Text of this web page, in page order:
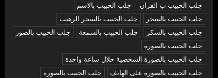
جلب الحبيب ب القران
جلب الحبيب بالاسم
جلب الحبيب بالسحر
جلب الحبيب بالسحر الرهيب
جلب الحبيب بالسكر
جلب الحبيب بالشمعة
جلب الحبيب بالصور
جلب الحبيب بالصورة
جلب الحبيب بالصورة الشخصية خلال ساعة واحدة
جلب الحبيب بالصورة على الهاتف
جلب الحبيب بالصوره